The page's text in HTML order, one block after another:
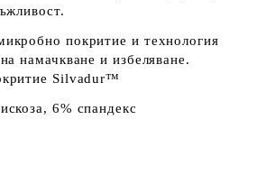
покритие и технология
намачкване и избеляване.
Silvadur™
6% спандекс